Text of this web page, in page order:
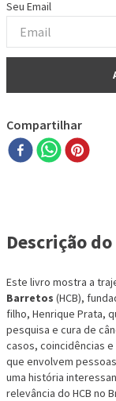
Compartilhar
Descrição
Este livro mostra a
Barretos (HCB),
filho, Henrique Prata,
pesquisa e cura de
casos, coincidências
que envolvem
uma história
relevância do HCB no